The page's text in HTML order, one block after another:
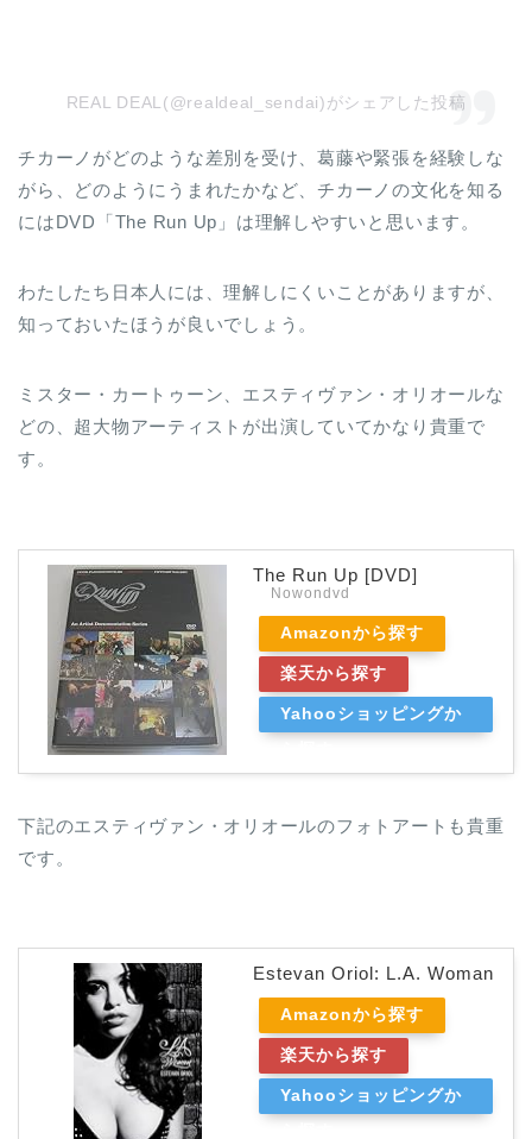
REAL DEAL(@realdeal_sendai)がシェアした投稿
チカーノがどのような差別を受け、葛藤や緊張を経験しな
がら、どのようにうまれたかなど、チカーノの文化を知る
にはDVD「The Run Up」は理解しやすいと思います。
わたしたち日本人には、理解しにくいことがありますが、
知っておいたほうが良いでしょう。
ミスター・カートゥーン、エスティヴァン・オリオールな
どの、超大物アーティストが出演していてかなり貴重で
す。
The Run Up [DVD]
Nowondvd
Amazonから探す
楽天から探す
Yahooショッピングか
下記のエスティヴァン・オリオールのフォトアートも貴重
です。
Estevan Oriol: L.A. Woman
Amazonから探す
楽天から探す
Yahooショッピングか